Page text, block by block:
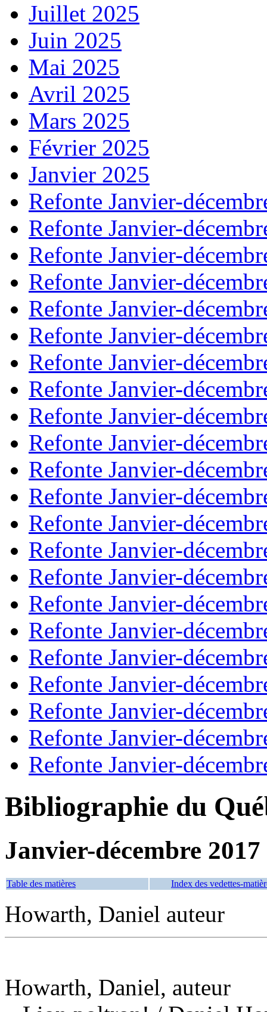
Juillet 2025
Juin 2025
Mai 2025
Avril 2025
Mars 2025
Février 2025
Janvier 2025
Refonte Janvier-
Refonte Janvier-
Refonte Janvier-
Refonte Janvier-
Refonte Janvier-
Refonte Janvier-
Refonte Janvier-
Refonte Janvier-
Refonte Janvier-
Refonte Janvier-
Refonte Janvier-
Refonte Janvier-
Refonte Janvier-
Refonte Janvier-
Refonte Janvier-
Refonte Janvier-
Refonte Janvier-
Refonte Janvier-
Refonte Janvier-
Refonte Janvier-
Refonte Janvier-
Refonte Janvier-
Bibliographie du
Janvier-décembre 2017
Table des matières Index des vedettes-
Howarth, Daniel auteur
Howarth, Daniel, auteur